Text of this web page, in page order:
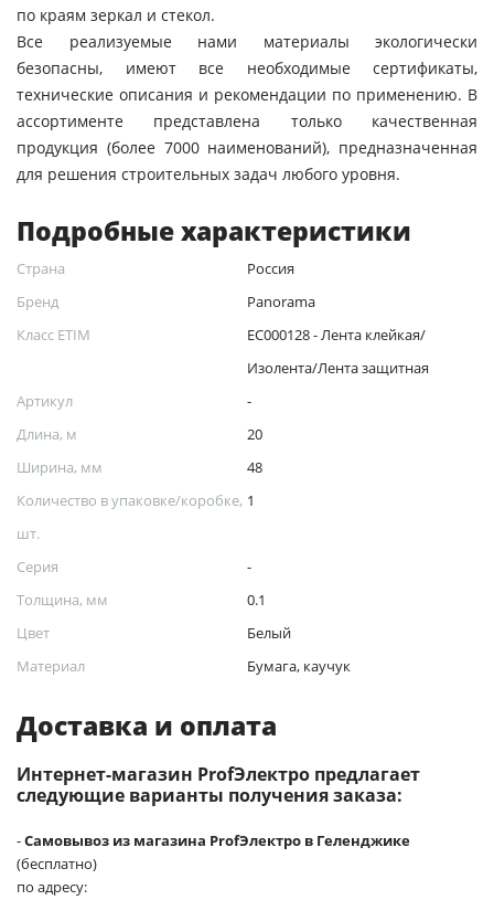
по краям зеркал и стекол.
Все реализуемые нами материалы экологически
безопасны, имеют все необходимые сертификаты,
технические описания и рекомендации по применению. В
ассортименте представлена только качественная
продукция (более 7000 наименований), предназначенная
для решения строительных задач любого уровня.
Подробные характеристики
Страна
Россия
Бренд
Panorama
Класс ETIM
EC000128 - Лента клейкая/
Изолента/Лента защитная
Артикул
-
Длина, м
20
Ширина, мм
48
Количество в упаковке/коробке,
шт.
1
Серия
-
Толщина, мм
0.1
Цвет
Белый
Материал
Бумага, каучук
Доставка и оплата
Интернет-магазин ProfЭлектро предлагает
следующие варианты получения заказа:
-Самовывоз из магазина ProfЭлектро в Геленджике
(бесплатно)
по адресу: